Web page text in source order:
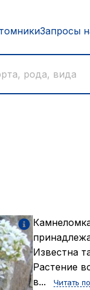
Запросы
Известна
Растение
в...
Читать